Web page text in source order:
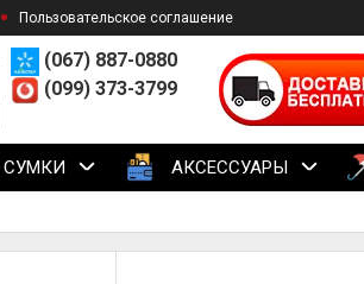
Пользовательское соглашение
(067) 887-0880
(099) 373-3799
СУМКИ АКСЕССУАРЫ